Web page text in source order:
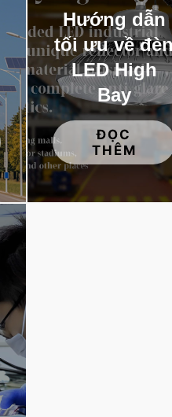
Hướng dẫn
tối ưu về
LED High
Bay
ĐỌC
THÊM